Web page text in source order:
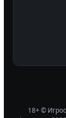
18+ ©